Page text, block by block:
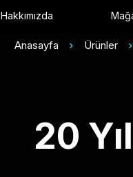
Hakkımızda
Anasayfa Ürünler
20